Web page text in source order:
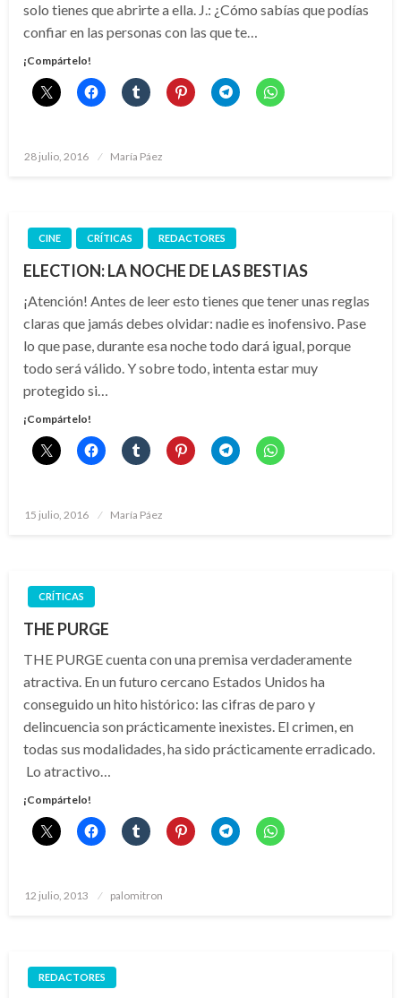
solo tienes que abrirte a ella. J.: ¿Cómo sabías que podías
confiar en las personas con las que te…
¡Compártelo!
Publicado
28 julio, 2016 María Páez
CINE CRÍTICAS REDACTORES
ELECTION: LA NOCHE DE LAS BESTIAS
¡Atención! Antes de leer esto tienes que tener unas reglas
claras que jamás debes olvidar: nadie es inofensivo. Pase
lo que pase, durante esa noche todo dará igual, porque
todo será válido. Y sobre todo, intenta estar muy
protegido si…
¡Compártelo!
Publicado
15 julio, 2016 María Páez
CRÍTICAS
THE PURGE
THE PURGE cuenta con una premisa verdaderamente
atractiva. En un futuro cercano Estados Unidos ha
conseguido un hito histórico: las cifras de paro y
delincuencia son prácticamente inexistes. El crimen, en
todas sus modalidades, ha sido prácticamente erradicado.
Lo atractivo…
¡Compártelo!
Publicado
12 julio, 2013 palomitron
REDACTORES